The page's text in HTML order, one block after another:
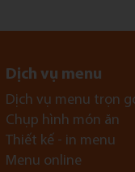
Dịch vụ menu
Dịch vụ menu trọn
Chụp hình món ăn
Thiết kế - in menu
Menu online